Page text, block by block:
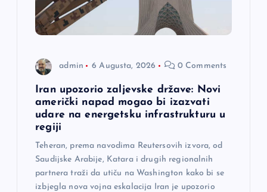
admin 6 Augusta, 2026 0 Comments
Iran upozorio zaljevske države: Novi
američki napad mogao bi izazvati
udare na energetsku infrastrukturu u
regiji
Teheran, prema navodima Reutersovih izvora, od
Saudijske Arabije, Katara i drugih regionalnih
partnera traži da utiču na Washington kako bi se
izbjegla nova vojna eskalacija Iran je upozorio